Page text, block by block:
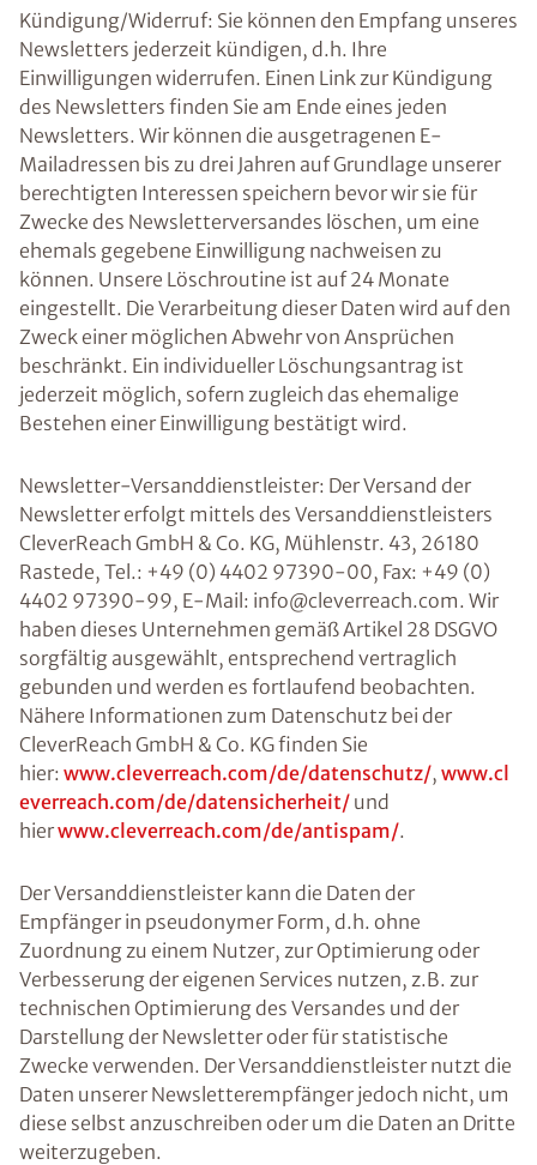
Kündigung/Widerruf: Sie können den Empfang unseres
Newsletters jederzeit kündigen, d.h. Ihre
Einwilligungen widerrufen. Einen Link zur Kündigung
des Newsletters finden Sie am Ende eines jeden
Newsletters. Wir können die ausgetragenen E-
Mailadressen bis zu drei Jahren auf Grundlage unserer
berechtigten Interessen speichern bevor wir sie für
Zwecke des Newsletterversandes löschen, um eine
ehemals gegebene Einwilligung nachweisen zu
können. Unsere Löschroutine ist auf 24 Monate
eingestellt. Die Verarbeitung dieser Daten wird auf den
Zweck einer möglichen Abwehr von Ansprüchen
beschränkt. Ein individueller Löschungsantrag ist
jederzeit möglich, sofern zugleich das ehemalige
Bestehen einer Einwilligung bestätigt wird.
Newsletter-Versanddienstleister: Der Versand der
Newsletter erfolgt mittels des Versanddienstleisters
CleverReach GmbH & Co. KG, Mühlenstr. 43, 26180
Rastede, Tel.: +49 (0) 4402 97390-00, Fax: +49 (0)
4402 97390-99, E-Mail: info@cleverreach.com. Wir
haben dieses Unternehmen gemäß Artikel 28 DSGVO
sorgfältig ausgewählt, entsprechend vertraglich
gebunden und werden es fortlaufend beobachten.
Nähere Informationen zum Datenschutz bei der
CleverReach GmbH & Co. KG finden Sie
hier: www.cleverreach.com/de/datenschutz/, www.cl
everreach.com/de/datensicherheit/ und
hierwww.cleverreach.com/de/antispam/.
Der Versanddienstleister kann die Daten der
Empfänger in pseudonymer Form, d.h. ohne
Zuordnung zu einem Nutzer, zur Optimierung oder
Verbesserung der eigenen Services nutzen, z.B. zur
technischen Optimierung des Versandes und der
Darstellung der Newsletter oder für statistische
Zwecke verwenden. Der Versanddienstleister nutzt die
Daten unserer Newsletterempfänger jedoch nicht, um
diese selbst anzuschreiben oder um die Daten an Dritte
weiterzugeben.